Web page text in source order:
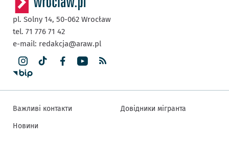
pl. Solny 14, 50-062 Wrocław
tel. 71 776 71 42
e-mail: redakcja@araw.pl
Важливі контакти
Новини
Довідники мігранта